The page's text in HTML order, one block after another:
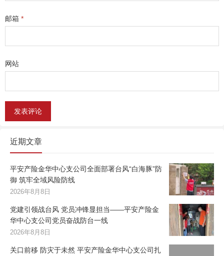
邮箱 *
网站
近期文章
平安产险金华中心支公司全面部署台风“白海豚”防
御 筑牢全域风险防线
2026年8月8日
党建引领战台风 党员冲锋显担当——平安产险金
华中心支公司党员奋战防台一线
2026年8月8日
关口前移 防灾于未然 平安产险金华中心支公司扎